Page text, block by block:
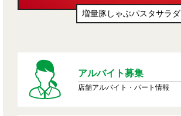
増量豚しゃぶパスタサラダ
アルバイト募集
店舗アルバイト・パート情報